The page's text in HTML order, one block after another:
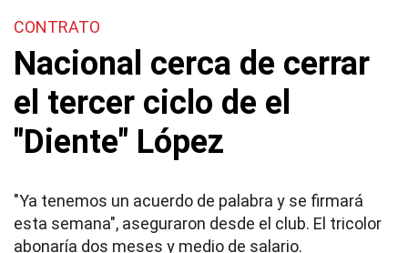
CONTRATO
Nacional cerca de cerrar
el tercer ciclo de el
"Diente" López
"Ya tenemos un acuerdo de palabra y se firmará
esta semana", aseguraron desde el club. El tricolor
abonaría dos meses y medio de salario.